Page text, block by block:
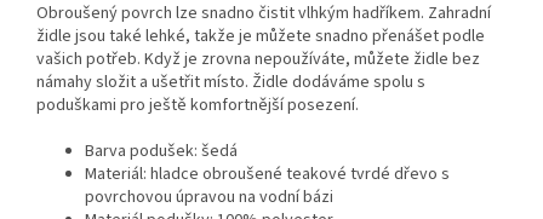
Obroušený povrch lze snadno čistit vlhkým hadříkem. Zahradní
židle jsou také lehké, takže je můžete snadno přenášet podle
vašich potřeb. Když je zrovna nepoužíváte, můžete židle bez
námahy složit a ušetřit místo. Židle dodáváme spolu s
poduškami pro ještě komfortnější posezení.
Barva podušek: šedá
Materiál: hladce obroušené teakové tvrdé dřevo s
povrchovou úpravou na vodní bázi